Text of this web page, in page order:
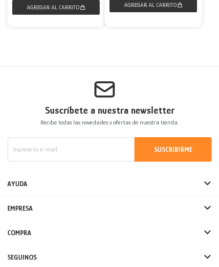
Suscríbete a nuestra newsletter
Recibe todas las novedades y ofertas de nuestra tienda.
SUSCRIBIRME
AYUDA
EMPRESA
COMPRA
SEGUINOS